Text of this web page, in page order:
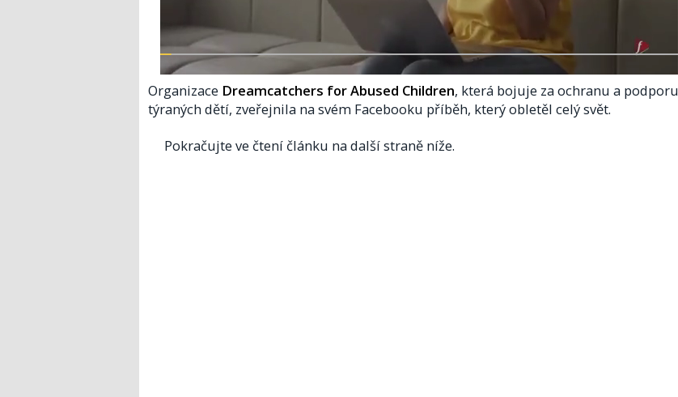
Organizace Dreamcatchers for Abused Children, která bojuje za ochranu a podporu
týraných dětí, zveřejnila na svém Facebooku příběh, který obletěl celý svět.
Pokračujte ve čtení článku na další straně níže.